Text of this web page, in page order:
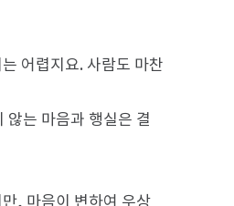
어렵지요. 사람도 마찬
않는 마음과 행실은 결
, 마음이 변하여 우상